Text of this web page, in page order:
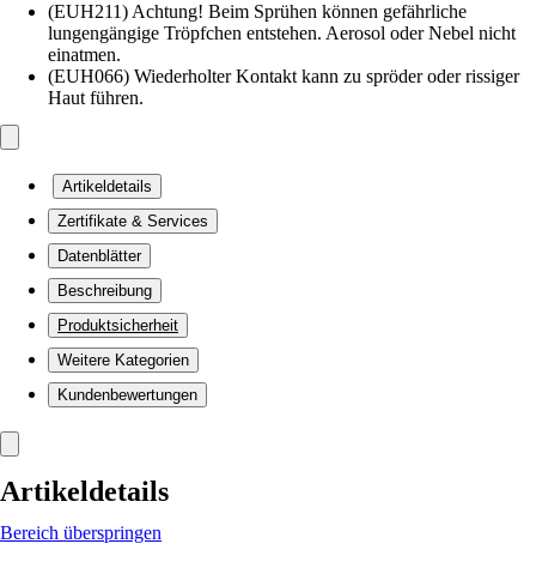
(EUH211) Achtung! Beim Sprühen können gefährliche
lungengängige Tröpfchen entstehen. Aerosol oder Nebel nicht
einatmen.
(EUH066) Wiederholter Kontakt kann zu spröder oder rissiger
Haut führen.
Artikeldetails
Zertifikate & Services
Datenblätter
Beschreibung
Produktsicherheit
Weitere Kategorien
Kundenbewertungen
Artikeldetails
Bereich überspringen